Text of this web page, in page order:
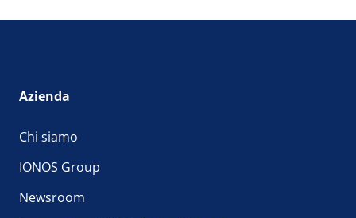
Azienda
Chi siamo
IONOS Group
Newsroom